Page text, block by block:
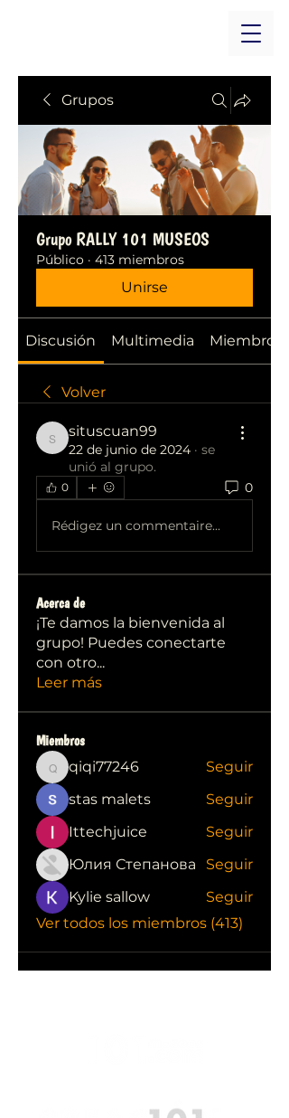
Grupos
Grupo RALLY 101 MUSEOS
Público · 413 miembros
Unirse
Discusión Multimedia Miembros
Volver
situscuan99
situscuan99
22 de junio de 2024 · se
unió al grupo.
0 0
Rédigez un commentaire...
Acerca de
¡Te damos la bienvenida al
grupo! Puedes conectarte
con otro...
Leer más
Miembros
qiqi77246
qiqi77246
Seguir
stas malets
Seguir
Ittechjuice
Seguir
Юлия Степанова
Seguir
Kylie sallow
Seguir
Ver todos los miembros (413)